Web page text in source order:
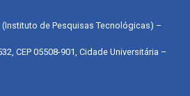
de Pesquisas Tecnológicas) –
CEP 05508-901, Cidade Universitária –